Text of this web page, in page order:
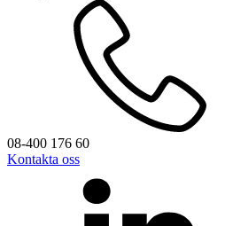
08-400 176 60
Kontakta oss